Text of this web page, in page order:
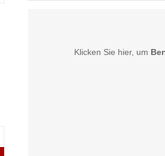
Klicken Sie hier, um